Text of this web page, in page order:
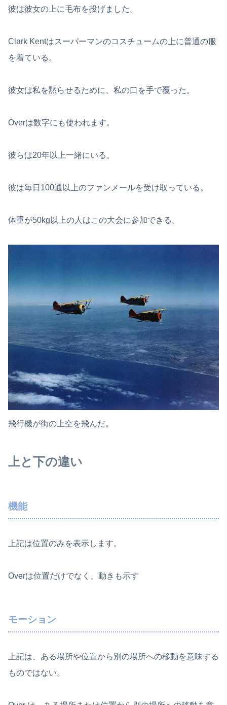
彼は彼女の上に毛布を投げました。
Clark Kentはスーパーマンのコスチュームの上に普通の服
を着ている。
彼女は私を黙らせるために、私の口を手で覆った。
Overは数字にも使われます。
彼らは20年以上一緒にいる。
彼は毎日100通以上のファンメールを受け取っている。
体重が50kg以上の人はこの大会に参加できる。
飛行機が街の上空を飛んだ。
上と下の違い
機能
上記は位置のみを表示します。
Overは位置だけでなく、動きも示す
モーション
上記は、ある場所や位置から別の場所への移動を意味する
ものではない。